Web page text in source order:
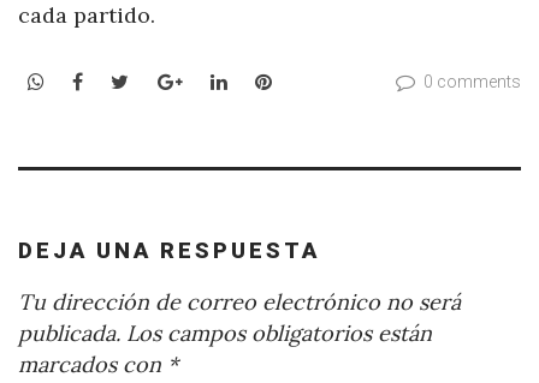
cada partido.
WhatsApp
Facebook
TwitterGoogle+LinkedInPinterest 0 comments
DEJA UNA RESPUESTA
Tu dirección de correo electrónico no será
publicada. Los campos obligatorios están
marcados con *